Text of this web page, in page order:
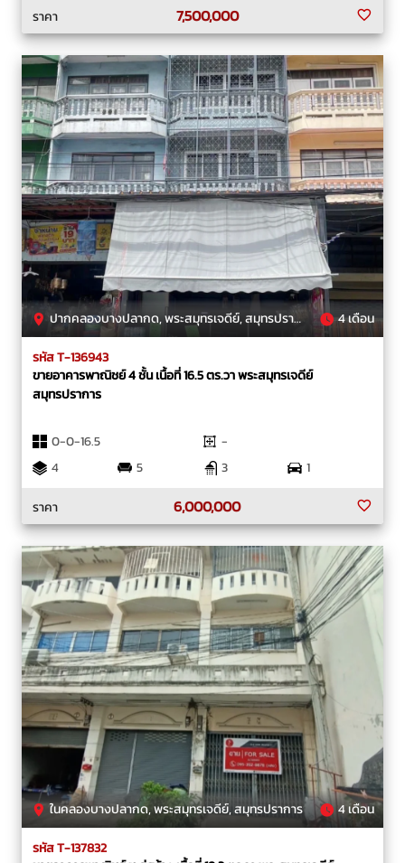
ราคา
7,500,000
ปากคลองบางปลากด, พระสมุทรเจดีย์, สมุทรปราการ 4 เดือน
รหัส T-136943
ขายอาคารพาณิชย์ 4 ชั้น เนื้อที่ 16.5 ตร.วา พระสมุทรเจดีย์
สมุทรปราการ
0-0-16.5
-
4
5 3
1
ราคา
6,000,000
ในคลองบางปลากด, พระสมุทรเจดีย์, สมุทรปราการ 4 เดือน
รหัส T-137832